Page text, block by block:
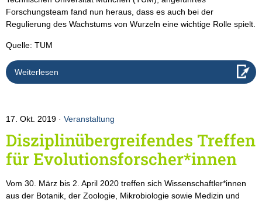
Forschungsteam fand nun heraus, dass es auch bei der
Regulierung des Wachstums von Wurzeln eine wichtige Rolle spielt.
Quelle: TUM
Weiterlesen
17. Okt. 2019 Veranstaltung
Disziplinübergreifendes Treffen
für Evolutionsforscher*innen
Vom 30. März bis 2. April 2020 treffen sich Wissenschaftler*innen
aus der Botanik, der Zoologie, Mikrobiologie sowie Medizin und